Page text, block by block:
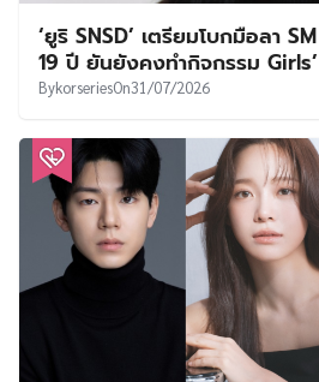
‘ยูริ SNSD’ เตรียมโบกมือลา
19 ปี ยันยังคงทำกิจกรรม
BykorseriesOn31/07/2026